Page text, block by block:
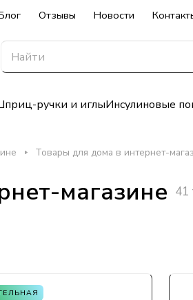
Отзывы Новости
ручки и иглыИнсулиновые
Товары для дома в интернет-
магазине 41